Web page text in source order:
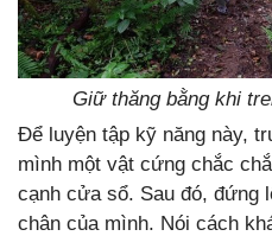
Giữ thăng bằng khi
Để luyện tập kỹ năng này,
mình một vật cứng chắc
cạnh cửa sổ. Sau đó, đứng
chân của mình. Nói cách